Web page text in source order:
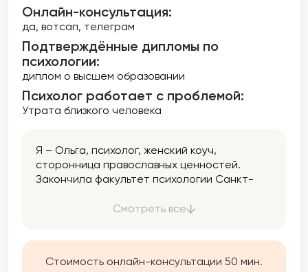
Онлайн-консультация:
да, вотсап, телеграм
Подтверждённые дипломы по
психологии:
диплом о высшем образовании
Психолог работает с проблемой:
Утрата близкого человека
Я – Ольга, психолог, женский коуч,
сторонница православных ценностей.
Закончила факультет психологии Санкт-
того момента активно занимаюсь
Смотреть все
Стоимость онлайн-консультации 50 мин.